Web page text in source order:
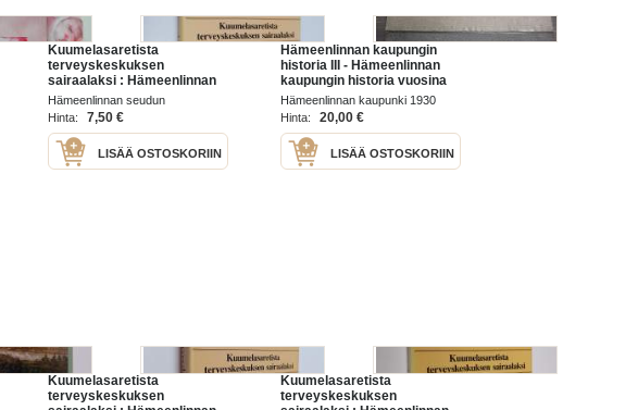
Kuumelasaretista
terveyskeskuksen
sairaalaksi : Hämeenlinnan
kuumelasaretista
Hämeenlinnan, Hattulan,
Hauhon, Kalvolan ja Rengon
kuntien terveyskeskuksen
sairaalaksi
Hämeenlinnan seudun
kansanterveystyön kuntainliitto
1986
Hinta: 7,50 €
LISÄÄ OSTOSKORIIN
Hämeenlinnan kaupungin
historia III - Hämeenlinnan
kaupungin historia vuosina
1809-75
Hämeenlinnan kaupunki 1930
Hinta:
20,00 €
LISÄÄ OSTOSKORIIN
Kuumelasaretista
terveyskeskuksen
Kuumelasaretista
terveyskeskuksen